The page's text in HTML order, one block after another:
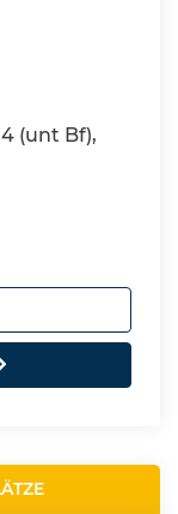
(unt Bf),